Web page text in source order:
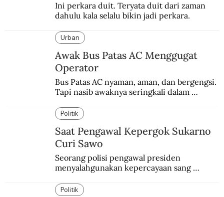
Ini perkara duit. Teryata duit dari zaman
dahulu kala selalu bikin jadi perkara.
Urban
Awak Bus Patas AC Menggugat
Operator
Bus Patas AC nyaman, aman, dan bergengsi.
Tapi nasib awaknya seringkali dalam
Politik
Saat Pengawal Kepergok Sukarno
Curi Sawo
Seorang polisi pengawal presiden
menyalahgunakan kepercayaan sang
Politik